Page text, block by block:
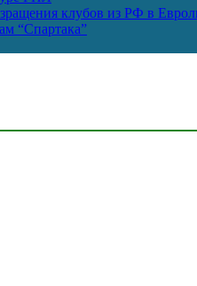
клубов из РФ в
“Спартака”